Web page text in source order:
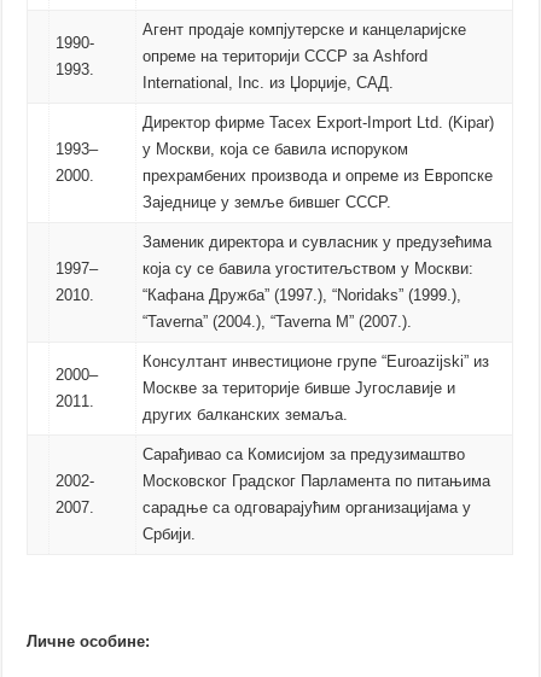
1990-
1993.
Агент продаје компјутерске и канцеларијске
опреме на територији СССР за Ashford
International, Inc. из Џорџије, САД.
1993–
2000.
Директор фирме Tacex Export-Import Ltd. (Kipar)
у Москви, која се бавила испоруком
прехрамбених производа и опреме из Европске
Заједнице у земље бившег СССР.
1997–
2010.
Заменик директора и сувласник у предузећима
која су се бавила угоститељством у Москви:
“Кафана Дружба” (1997.), “Noridaks” (1999.),
“Taverna” (2004.), “Taverna M” (2007.).
2000–
2011.
Консултант инвестиционе групе “Euroazijski” из
Москве за територије бивше Југославије и
других балканских земаља.
2002-
2007.
Сарађивао са Комисијом за предузимаштво
Московског Градског Парламента по питањима
сарадње са одговарајућим организацијама у
Србији.
Личне особине: